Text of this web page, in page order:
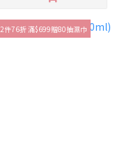
2件76折 滿$699贈80抽濕巾